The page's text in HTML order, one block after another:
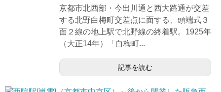
京都市北西部・今出川通と西大路通が交差
する北野白梅町交差点に面する、頭端式３
面２線の地上駅で北野線の終着駅。1925年
（大正14年）「白梅町...
記事を読む